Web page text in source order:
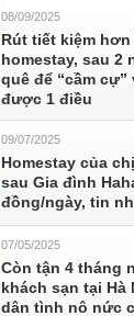
08/09/2025
Rút tiết kiệm
homestay, sau 2
quê để “cầm
được 1 điều
09/07/2025
Homestay của
sau Gia đình
đồng/ngày, tin
07/05/2025
Còn tận 4 tháng
khách sạn tại Hà
dân tình nô nức